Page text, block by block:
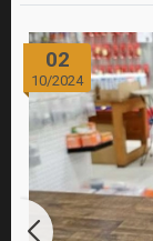
02
10/2024